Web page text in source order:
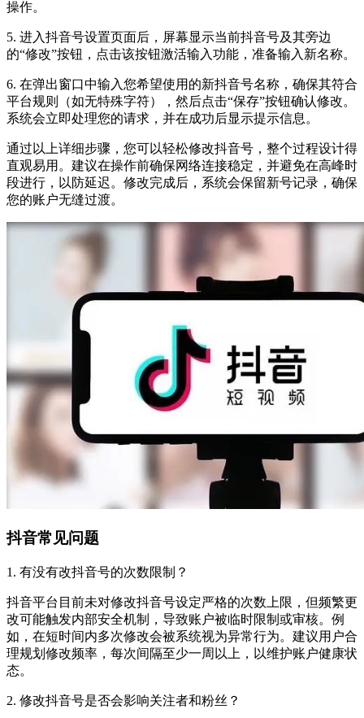
操作。
5. 进入抖音号设置页面后，屏幕显示当前抖音号及其旁边
的“修改”按钮，点击该按钮激活输入功能，准备输入新名称。
6. 在弹出窗口中输入您希望使用的新抖音号名称，确保其符合
平台规则（如无特殊字符），然后点击“保存”按钮确认修改。
系统会立即处理您的请求，并在成功后显示提示信息。
通过以上详细步骤，您可以轻松修改抖音号，整个过程设计得
直观易用。建议在操作前确保网络连接稳定，并避免在高峰时
段进行，以防延迟。修改完成后，系统会保留新号记录，确保
您的账户无缝过渡。
抖音常见问题
1. 有没有改抖音号的次数限制？
抖音平台目前未对修改抖音号设定严格的次数上限，但频繁更
改可能触发内部安全机制，导致账户被临时限制或审核。例
如，在短时间内多次修改会被系统视为异常行为。建议用户合
理规划修改频率，每次间隔至少一周以上，以维护账户健康状
态。
2. 修改抖音号是否会影响关注者和粉丝？